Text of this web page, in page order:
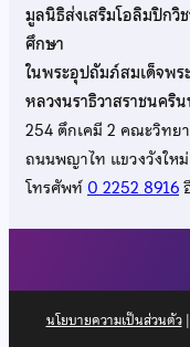
มูลนิธิส่งเสริมโอลิมปิก
ศึกษา
ในพระอุปถัมภ์สมเด็จพร
หลวงนราธิวาสราชนคริ
254 ตึกเคมี 2 คณะวิทย
ถนนพญาไท แขวงวังให
โทรศัพท์0 2252 8916
นโยบายความเป็นส่วนตัว|